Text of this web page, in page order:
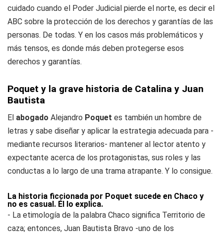
cuidado cuando el Poder Judicial pierde el norte, es decir el
ABC sobre la protección de los derechos y garantías de las
personas. De todas. Y en los casos más problemáticos y
más tensos, es donde más deben protegerse esos
derechos y garantías.
Poquet y la grave historia de Catalina y Juan
Bautista
El abogado Alejandro Poquet es también un hombre de
letras y sabe diseñar y aplicar la estrategia adecuada para -
mediante recursos literarios- mantener al lector atento y
expectante acerca de los protagonistas, sus roles y las
conductas a lo largo de una trama atrapante. Y lo consigue.
La historia ficcionada por Poquet sucede en Chaco y
no es casual. Él lo explica.
- La etimología de la palabra Chaco significa Territorio de
caza; entonces, Juan Bautista Bravo -uno de los